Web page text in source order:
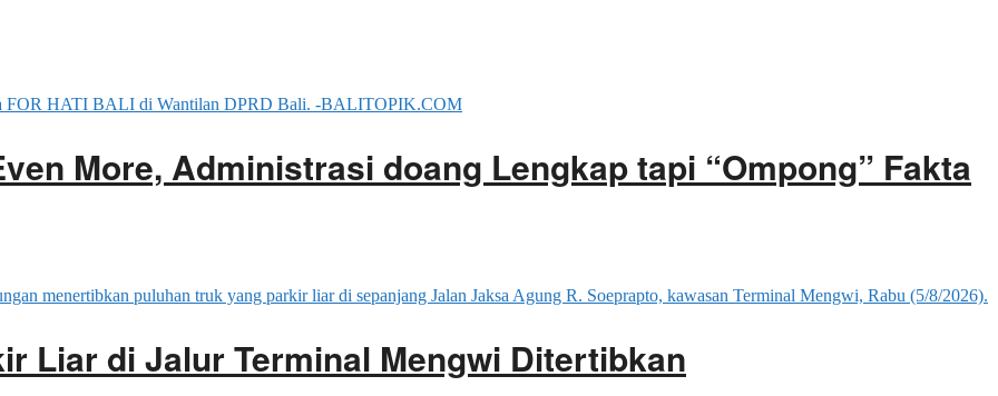
More, Administrasi doang Lengkap tapi “Ompong” Fakta
Liar di Jalur Terminal Mengwi Ditertibkan